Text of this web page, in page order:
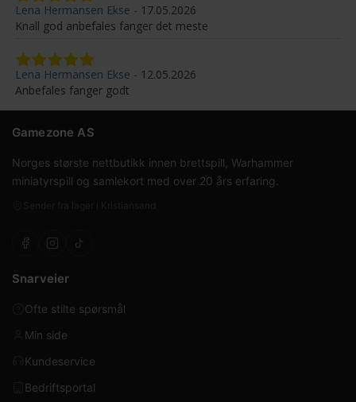
Lena Hermansen Ekse
17.05.2026
Knall god anbefales fanger det meste
Lena Hermansen Ekse
12.05.2026
Anbefales fanger godt
Gamezone AS
Norges største nettbutikk innen brettspill, Warhammer
miniatyrspill og samlekort med over 20 års erfaring.
Snarveier
Ofte stilte spørsmål
Min side
Kundeservice
Bedriftsportal